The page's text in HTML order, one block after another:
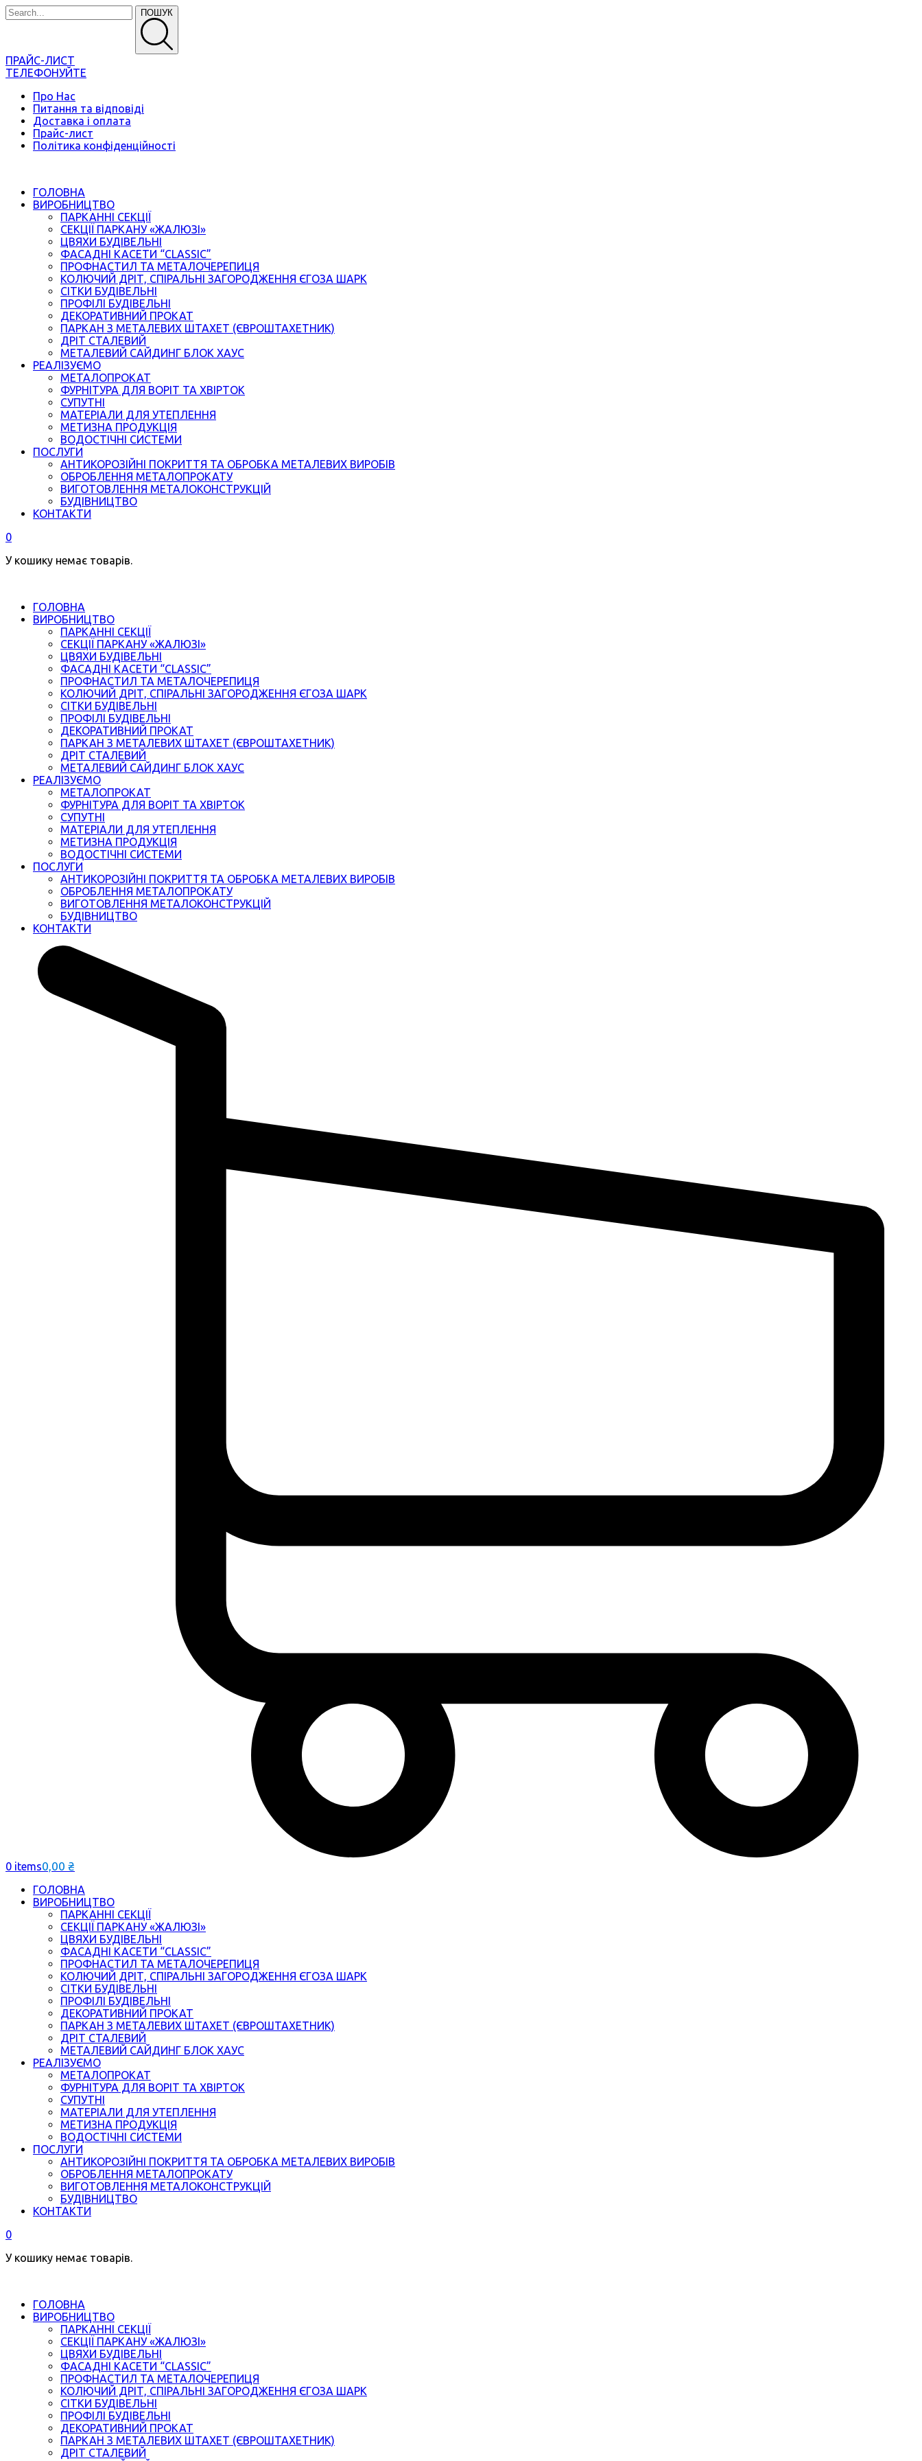
ПОШУК
ПРАЙС-ЛИСТ
ТЕЛЕФОНУЙТЕ
Про Нас
Питання та відповіді
Доставка і оплата
Прайс-лист
Політика конфіденційності
ГОЛОВНА
ВИРОБНИЦТВО
ПАРКАННІ СЕКЦІЇ
СЕКЦІЇ ПАРКАНУ «ЖАЛЮЗІ»
ЦВЯХИ БУДІВЕЛЬНІ
ФАСАДНІ КАСЕТИ “CLASSIC”
ПРОФНАСТИЛ ТА МЕТАЛОЧЕРЕПИЦЯ
КОЛЮЧИЙ ДРІТ, СПІРАЛЬНІ ЗАГОРОДЖЕННЯ ЄГОЗА ШАРК
СІТКИ БУДІВЕЛЬНІ
ПРОФІЛІ БУДІВЕЛЬНІ
ДЕКОРАТИВНИЙ ПРОКАТ
ПАРКАН З МЕТАЛЕВИХ ШТАХЕТ (ЄВРОШТАХЕТНИК)
ДРІТ СТАЛЕВИЙ
МЕТАЛЕВИЙ САЙДИНГ БЛОК ХАУС
РЕАЛІЗУЄМО
МЕТАЛОПРОКАТ
ФУРНІТУРА ДЛЯ ВОРІТ ТА ХВІРТОК
СУПУТНІ
МАТЕРІАЛИ ДЛЯ УТЕПЛЕННЯ
МЕТИЗНА ПРОДУКЦІЯ
ВОДОСТІЧНІ СИСТЕМИ
ПОСЛУГИ
АНТИКОРОЗІЙНІ ПОКРИТТЯ ТА ОБРОБКА МЕТАЛЕВИХ ВИРОБІВ
ОБРОБЛЕННЯ МЕТАЛОПРОКАТУ
ВИГОТОВЛЕННЯ МЕТАЛОКОНСТРУКЦІЙ
БУДІВНИЦТВО
КОНТАКТИ
0
У кошику немає товарів.
ГОЛОВНА
ВИРОБНИЦТВО
ПАРКАННІ СЕКЦІЇ
СЕКЦІЇ ПАРКАНУ «ЖАЛЮЗІ»
ЦВЯХИ БУДІВЕЛЬНІ
ФАСАДНІ КАСЕТИ “CLASSIC”
ПРОФНАСТИЛ ТА МЕТАЛОЧЕРЕПИЦЯ
КОЛЮЧИЙ ДРІТ, СПІРАЛЬНІ ЗАГОРОДЖЕННЯ ЄГОЗА ШАРК
СІТКИ БУДІВЕЛЬНІ
ПРОФІЛІ БУДІВЕЛЬНІ
ДЕКОРАТИВНИЙ ПРОКАТ
ПАРКАН З МЕТАЛЕВИХ ШТАХЕТ (ЄВРОШТАХЕТНИК)
ДРІТ СТАЛЕВИЙ
МЕТАЛЕВИЙ САЙДИНГ БЛОК ХАУС
РЕАЛІЗУЄМО
МЕТАЛОПРОКАТ
ФУРНІТУРА ДЛЯ ВОРІТ ТА ХВІРТОК
СУПУТНІ
МАТЕРІАЛИ ДЛЯ УТЕПЛЕННЯ
МЕТИЗНА ПРОДУКЦІЯ
ВОДОСТІЧНІ СИСТЕМИ
ПОСЛУГИ
АНТИКОРОЗІЙНІ ПОКРИТТЯ ТА ОБРОБКА МЕТАЛЕВИХ ВИРОБІВ
ОБРОБЛЕННЯ МЕТАЛОПРОКАТУ
ВИГОТОВЛЕННЯ МЕТАЛОКОНСТРУКЦІЙ
БУДІВНИЦТВО
КОНТАКТИ
0 items0,00 ₴
ГОЛОВНА
ВИРОБНИЦТВО
ПАРКАННІ СЕКЦІЇ
СЕКЦІЇ ПАРКАНУ «ЖАЛЮЗІ»
ЦВЯХИ БУДІВЕЛЬНІ
ФАСАДНІ КАСЕТИ “CLASSIC”
ПРОФНАСТИЛ ТА МЕТАЛОЧЕРЕПИЦЯ
КОЛЮЧИЙ ДРІТ, СПІРАЛЬНІ ЗАГОРОДЖЕННЯ ЄГОЗА ШАРК
СІТКИ БУДІВЕЛЬНІ
ПРОФІЛІ БУДІВЕЛЬНІ
ДЕКОРАТИВНИЙ ПРОКАТ
ПАРКАН З МЕТАЛЕВИХ ШТАХЕТ (ЄВРОШТАХЕТНИК)
ДРІТ СТАЛЕВИЙ
МЕТАЛЕВИЙ САЙДИНГ БЛОК ХАУС
РЕАЛІЗУЄМО
МЕТАЛОПРОКАТ
ФУРНІТУРА ДЛЯ ВОРІТ ТА ХВІРТОК
СУПУТНІ
МАТЕРІАЛИ ДЛЯ УТЕПЛЕННЯ
МЕТИЗНА ПРОДУКЦІЯ
ВОДОСТІЧНІ СИСТЕМИ
ПОСЛУГИ
АНТИКОРОЗІЙНІ ПОКРИТТЯ ТА ОБРОБКА МЕТАЛЕВИХ ВИРОБІВ
ОБРОБЛЕННЯ МЕТАЛОПРОКАТУ
ВИГОТОВЛЕННЯ МЕТАЛОКОНСТРУКЦІЙ
БУДІВНИЦТВО
КОНТАКТИ
0
У кошику немає товарів.
ГОЛОВНА
ВИРОБНИЦТВО
ПАРКАННІ СЕКЦІЇ
СЕКЦІЇ ПАРКАНУ «ЖАЛЮЗІ»
ЦВЯХИ БУДІВЕЛЬНІ
ФАСАДНІ КАСЕТИ “CLASSIC”
ПРОФНАСТИЛ ТА МЕТАЛОЧЕРЕПИЦЯ
КОЛЮЧИЙ ДРІТ, СПІРАЛЬНІ ЗАГОРОДЖЕННЯ ЄГОЗА ШАРК
СІТКИ БУДІВЕЛЬНІ
ПРОФІЛІ БУДІВЕЛЬНІ
ДЕКОРАТИВНИЙ ПРОКАТ
ПАРКАН З МЕТАЛЕВИХ ШТАХЕТ (ЄВРОШТАХЕТНИК)
ДРІТ СТАЛЕВИЙ